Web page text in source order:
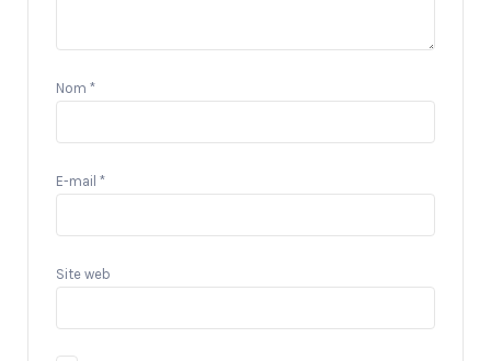
Nom *
E-mail *
Site web